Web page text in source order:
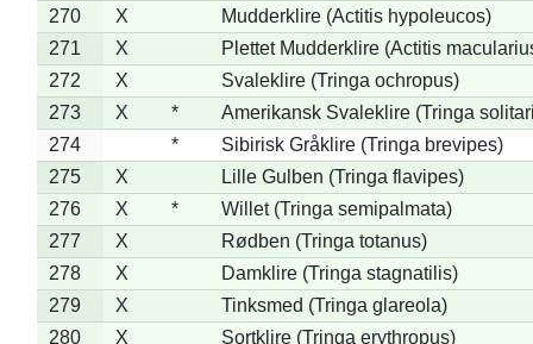
270
X
Mudderklire (Actitis hypoleucos)
271
X
Plettet Mudderklire (Actitis
272
X
Svaleklire (Tringa ochropus)
273
X *
Amerikansk Svaleklire (Tringa
274
*
Sibirisk Gråklire (Tringa brevipes)
275
X
Lille Gulben (Tringa flavipes)
276
X *
Willet (Tringa semipalmata)
277
X
Rødben (Tringa totanus)
278
X
Damklire (Tringa stagnatilis)
279
X
Tinksmed (Tringa glareola)
280
X
Sortklire (Tringa erythropus)